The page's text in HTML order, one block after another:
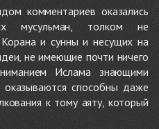
комментариев оказались
мусульман, толком не
и сунны и несущих на
не имеющие почти ничего
Ислама знающими
способны даже
к тому аяту, который